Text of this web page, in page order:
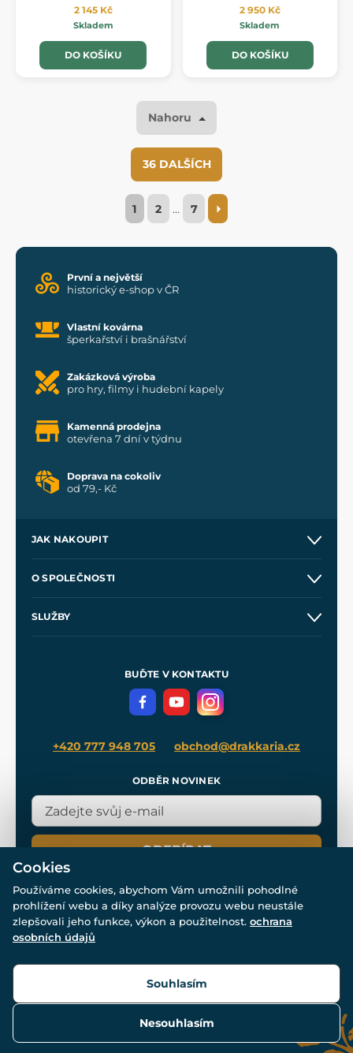
2 145 Kč
Skladem
DO KOŠÍKU
2 950 Kč
Skladem
DO KOŠÍKU
Nahoru
36 DALŠÍCH
1 2 … 7
První a největší
historický e-shop v ČR
Vlastní kovárna
šperkařství i brašnářství
Zakázková výroba
pro hry, filmy i hudební kapely
Kamenná prodejna
otevřena 7 dní v týdnu
Doprava na cokoliv
od 79,- Kč
JAK NAKOUPIT
Velkoobchod
O SPOLEČNOSTI
SLUŽBY
Meče pro Kingdom Come
BUĎTE V KONTAKTU
+420 777 948 705 obchod@drakkaria.cz
ODBĚR NOVINEK
ODEBÍRAT
© Všechna práva vyhrazena. www.drakkaria.cz 2007-2026.
Cookies
Používáme cookies, abychom Vám umožnili pohodlné
prohlížení webu a díky analýze provozu webu neustále
zlepšovali jeho funkce, výkon a použitelnost. ochrana
osobních údajů
Nesouhlasím
Souhlasím